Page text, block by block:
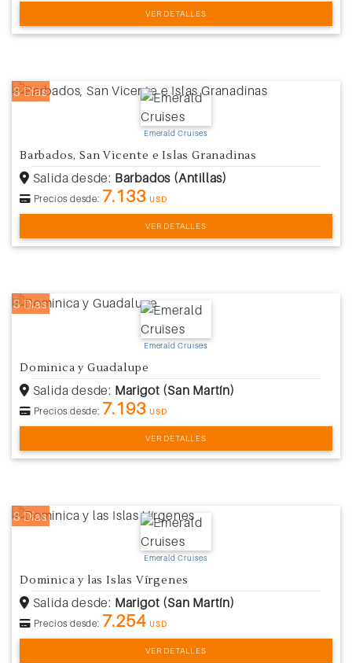
VER DETALLES
8 Días
Emerald Cruises
Barbados, San Vicente e Islas Granadinas
Salida desde: Barbados (Antillas)
Precios desde: 7.133 USD
VER DETALLES
8 Días
Emerald Cruises
Dominica y Guadalupe
Salida desde: Marigot (San Martín)
Precios desde: 7.193 USD
VER DETALLES
8 Días
Emerald Cruises
Dominica y las Islas Vírgenes
Salida desde: Marigot (San Martín)
Precios desde: 7.254 USD
VER DETALLES